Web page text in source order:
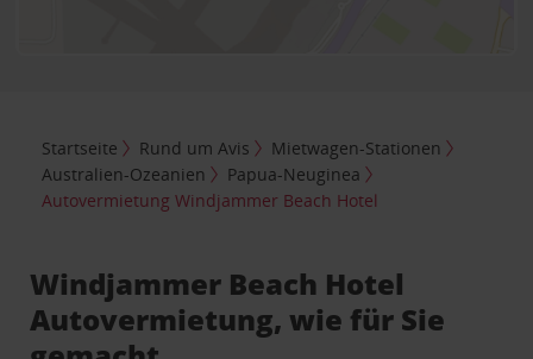
Startseite Rund um Avis
Mietwagen-Stationen
Australien-Ozeanien
Papua-Neuginea
Autovermietung Windjammer Beach Hotel
Windjammer Beach Hotel
Autovermietung, wie für Sie